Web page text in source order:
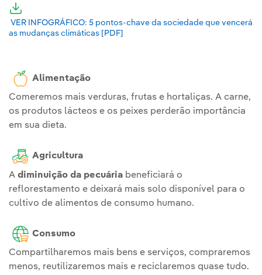
Link externo, abra em uma nova aba.
VER INFOGRÁFICO: 5 pontos-chave da sociedade que vencerá
as mudanças climáticas [PDF]
Alimentação
Comeremos mais verduras, frutas e hortaliças. A carne,
os produtos lácteos e os peixes perderão importância
em sua dieta.
Agricultura
A diminuição da pecuária beneficiará o
reflorestamento e deixará mais solo disponível para o
cultivo de alimentos de consumo humano.
Consumo
Compartilharemos mais bens e serviços, compraremos
menos, reutilizaremos mais e reciclaremos quase tudo.